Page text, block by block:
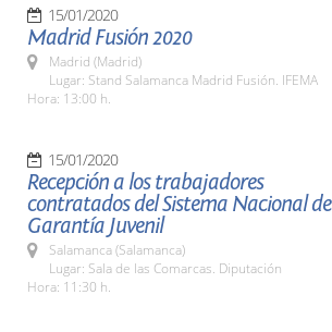
15/01/2020
Madrid Fusión 2020
Madrid (Madrid)
Lugar: Stand Salamanca Madrid Fusión. IFEMA
Hora: 13:00 h.
15/01/2020
Recepción a los trabajadores
contratados del Sistema Nacional de
Garantía Juvenil
Salamanca (Salamanca)
Lugar: Sala de las Comarcas. Diputación
Hora: 11:30 h.